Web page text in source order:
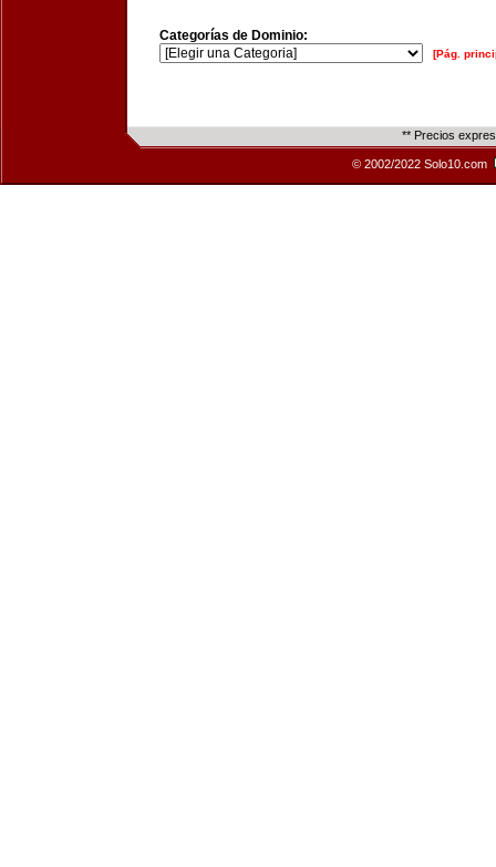
Categorías de Dominio:
[Pág.
** Precios
© 2002/2022 Solo10.com